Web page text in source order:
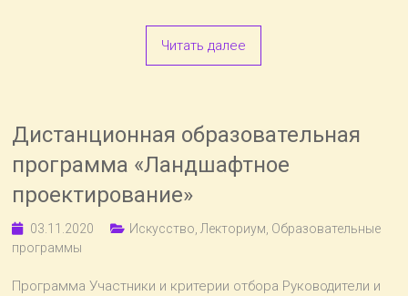
Читать далее
Дистанционная образовательная
программа «Ландшафтное
проектирование»
03.11.2020 Искусство Лекториум Образовательные
программы
Программа Участники и критерии отбора Руководители и